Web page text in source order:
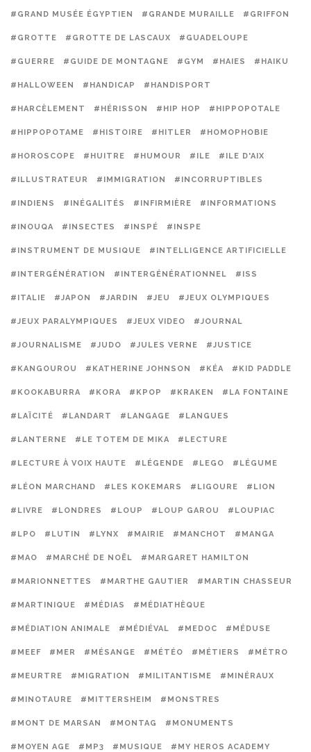
#GRAND MUSÉE ÉGYPTIEN #GRANDE MURAILLE #GRIFFON
#GROTTE #GROTTE DE LASCAUX #GUADELOUPE
#GUERRE #GUIDE DE MONTAGNE #GYM #HAIES #HAIKU
#HALLOWEEN #HANDICAP #HANDISPORT
#HARCÈLEMENT #HÉRISSON #HIP HOP #HIPPOPOTALE
#HIPPOPOTAME #HISTOIRE #HITLER #HOMOPHOBIE
#HOROSCOPE #HUITRE #HUMOUR #ILE #ILE D'AIX
#ILLUSTRATEUR #IMMIGRATION #INCORRUPTIBLES
#INDIENS #INÉGALITÉS #INFIRMIÈRE #INFORMATIONS
#INOUQA #INSECTES #INSPÉ #INSPE
#INSTRUMENT DE MUSIQUE #INTELLIGENCE ARTIFICIELLE
#INTERGÉNÉRATION #INTERGÉNÉRATIONNEL #ISS
#ITALIE #JAPON #JARDIN #JEU #JEUX OLYMPIQUES
#JEUX PARALYMPIQUES #JEUX VIDEO #JOURNAL
#JOURNALISME #JUDO #JULES VERNE #JUSTICE
#KANGOUROU #KATHERINE JOHNSON #KÉA #KID PADDLE
#KOOKABURRA #KORA #KPOP #KRAKEN #LA FONTAINE
#LAÏCITÉ #LANDART #LANGAGE #LANGUES
#LANTERNE #LE TOTEM DE MIKA #LECTURE
#LECTURE À VOIX HAUTE #LÉGENDE #LEGO #LÉGUME
#LÉON MARCHAND #LES KOKEMARS #LIGOURE #LION
#LIVRE #LONDRES #LOUP #LOUP GAROU #LOUPIAC
#LPO #LUTIN #LYNX #MAIRIE #MANCHOT #MANGA
#MAO #MARCHÉ DE NOËL #MARGARET HAMILTON
#MARIONNETTES #MARTHE GAUTIER #MARTIN CHASSEUR
#MARTINIQUE #MÉDIAS #MÉDIATHÈQUE
#MÉDIATION ANIMALE #MÉDIÉVAL #MEDOC #MÉDUSE
#MEEF #MER #MÉSANGE #MÉTÉO #MÉTIERS #MÉTRO
#MEURTRE #MIGRATION #MILITANTISME #MINÉRAUX
#MINOTAURE #MITTERSHEIM #MONSTRES
#MONT DE MARSAN #MONTAG #MONUMENTS
#MOYEN AGE #MP3 #MUSIQUE #MY HEROS ACADEMY